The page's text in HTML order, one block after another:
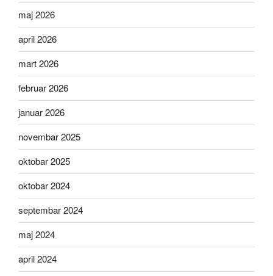
maj 2026
april 2026
mart 2026
februar 2026
januar 2026
novembar 2025
oktobar 2025
oktobar 2024
septembar 2024
maj 2024
april 2024